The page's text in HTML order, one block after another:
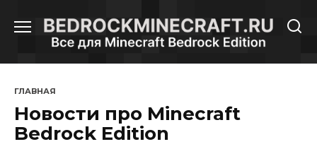
содержанию
ГЛАВНАЯ
Новости про Minecraft
Bedrock Edition